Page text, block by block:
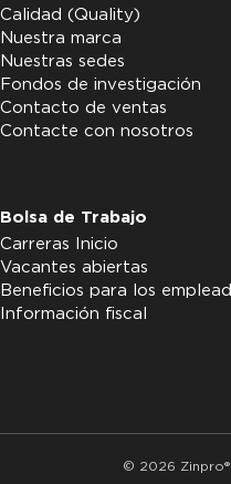
Calidad (Quality)
Nuestra marca
Nuestras sedes
Fondos de investigación
Contacto de ventas
Contacte con nosotros
Bolsa de Trabajo
Carreras Inicio
Vacantes abiertas
Beneficios para los
Información fiscal
© 2026